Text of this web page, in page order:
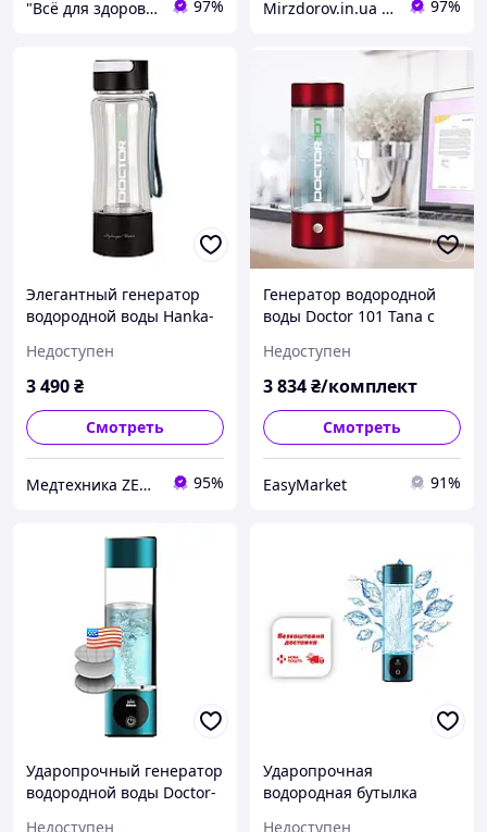
"Всё для здоровья" Интернет-магазин 97% Mirzdorov.in.ua Интернет-магазин 97%
Элегантный генератор
водородной воды Hanka-
Водородная бутылка 380
мл, черная
Недоступен
3 490₴
Смотреть
Медтехника ZENET 95%
Генератор водородной
воды Doctor 101 Tana с
мл красный металлик
Водородная бутылка
Недоступен
3 834₴/комплект
Смотреть
EasyMarket 91%
Ударопрочный генератор
водородной воды Doctor-
Недоступен
Ударопрочная
водородная бутылка
Недоступен